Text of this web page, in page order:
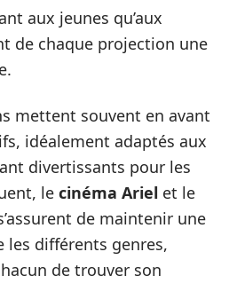
aux jeunes qu’aux
de chaque projection une
mettent souvent en avant
idéalement adaptés aux
divertissants pour les
le cinéma Ariel et le
de maintenir une
les différents genres,
de trouver son